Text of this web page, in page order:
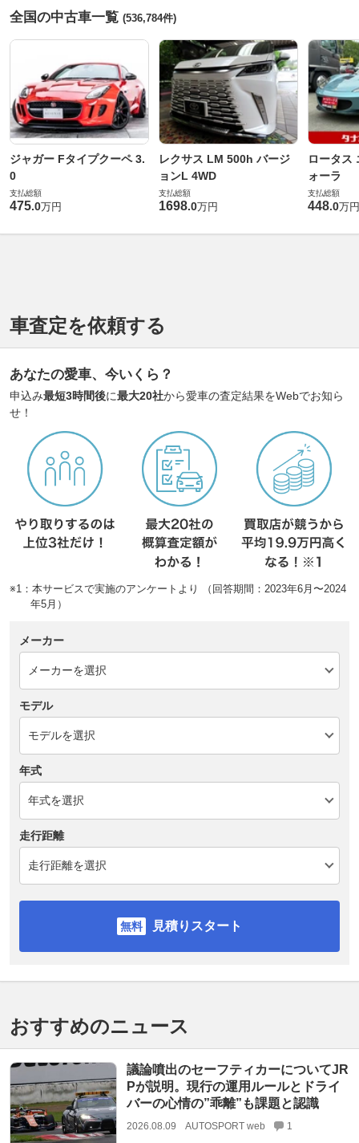
全国の中古車一覧 (536,784件)
ジャガー Fタイプクーペ 3.
0
支払総額
475.0万円
レクサス LM 500h バージ
ョンL 4WD
支払総額
1698.0万円
ロータス
ォーラ
支払総額
448.0万円
車査定を依頼する
あなたの愛車、今いくら？
申込み最短3時間後に最大20社から愛車の査定結果をWebでお知ら
せ！
※1：本サービスで実施のアンケートより （回答期間：2023年6月〜2024
年5月）
メーカー
モデル
年式
走行距離
見積りスタート
おすすめのニュース
議論噴出のセーフティカーについてJR
Pが説明。現行の運用ルールとドライ
バーの心情の”乖離”も課題と認識
2026.08.09 AUTOSPORT web 1